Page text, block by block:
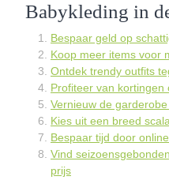
Babykleding in
Bespaar geld op
Koop meer items voor
Ontdek trendy outfits
Profiteer van kortingen
Vernieuw de
Kies uit een breed
Bespaar tijd door
Vind
prijs